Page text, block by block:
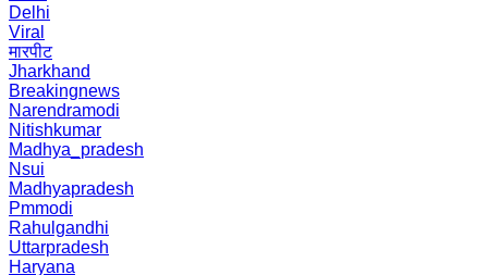
Delhi
Viral
मारपीट
Jharkhand
Breakingnews
Narendramodi
Nitishkumar
Madhya_pradesh
Nsui
Madhyapradesh
Pmmodi
Rahulgandhi
Uttarpradesh
Haryana